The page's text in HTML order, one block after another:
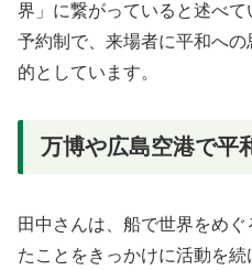
界」に繋がっていると述べ
予約制で、来場者に平和へ
的としています。
万博や広島空港で平
田中さんは、船で世界をめ
たことをきっかけに活動を